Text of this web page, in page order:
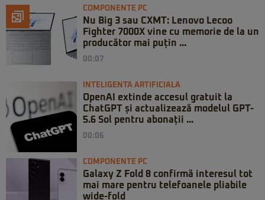
COMPONENTE PC
Nu Big 3 sau CXMT: Lenovo Lecoo
Fighter 7000X vine cu memorie de la un
producător mai puțin ...
00:07
INTELIGENTA ARTIFICIALA
OpenAI extinde accesul gratuit la
ChatGPT și actualizează modelul GPT-
5.6 Sol pentru abonații ...
00:06
COMPONENTE PC
Galaxy Z Fold 8 confirmă interesul tot
mai mare pentru telefoanele pliabile
wide-fold